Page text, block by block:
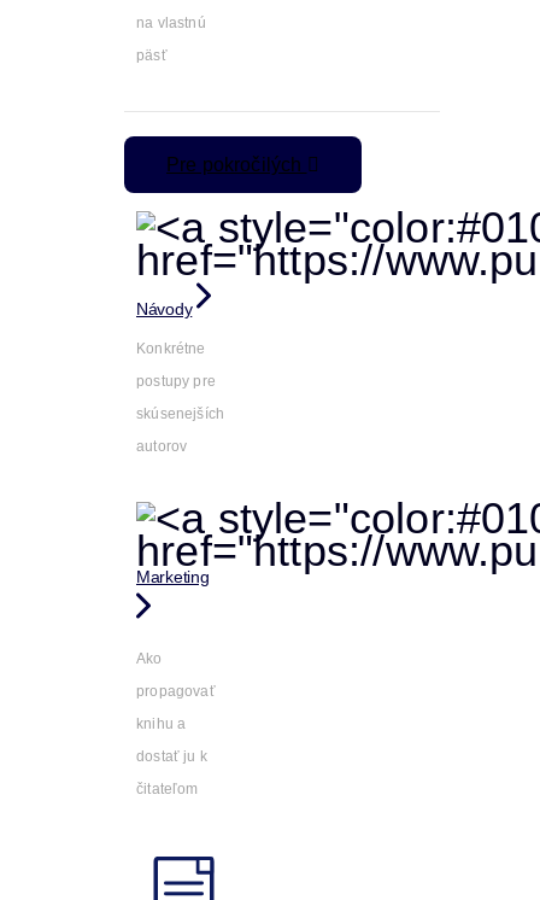
na vlastnú
päsť
Pre pokročilých
Návody
Konkrétne
postupy pre
skúsenejších
autorov
Marketing
Ako
propagovať
knihu a
dostať ju k
čitateľom